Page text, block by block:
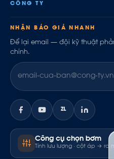
CÔNG TY
NHẬN BÁO GIÁ NHANH
Để lại email — đội kỹ thuật
chính.
ZL
Công cụ chọn bơm
Tính lưu lượng · cột áp → ra